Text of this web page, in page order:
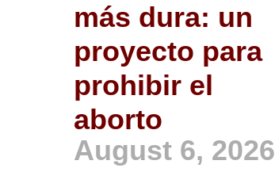
más dura: un
proyecto para
prohibir el
aborto
August 6, 2026